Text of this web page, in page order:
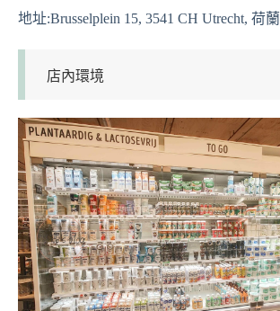
地址:Brusselplein 15, 3541 CH Utrecht, 荷蘭
店內環境